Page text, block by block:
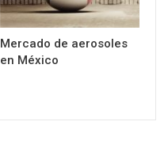
Mercado de aerosoles
en México